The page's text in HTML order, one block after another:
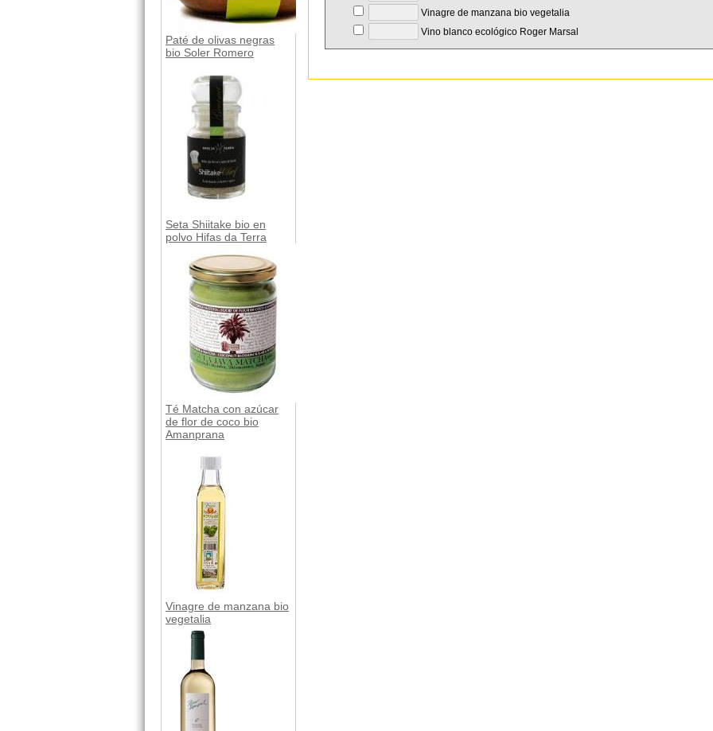
Paté de olivas negras
bio Soler Romero
Seta Shiitake bio en
polvo Hifas da Terra
Té Matcha con azúcar
de flor de coco bio
Amanprana
Vinagre de manzana bio
vegetalia
Vinagre de manzana bio vegetalia
Vino blanco ecológico Roger Marsal